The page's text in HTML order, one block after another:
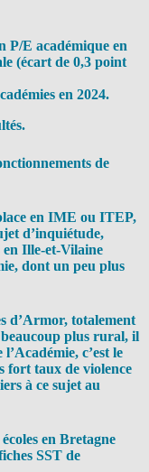
P/E académique en
(écart de 0,3 point
en 2024.
de
en IME ou ITEP,
d’inquiétude,
en Ille-et-Vilaine
dont un peu plus
d’Armor, totalement
beaucoup plus rural, il
c’est le
fort taux de violence
à ce sujet au
en Bretagne
SST de